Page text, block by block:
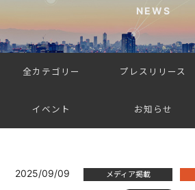
NEWS
全カテゴリー プレスリリース
イベント お知らせ
2025/09/09 メディア掲載